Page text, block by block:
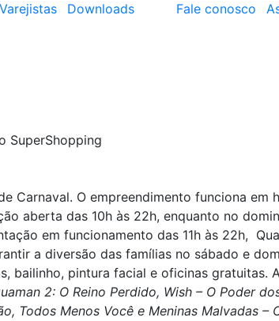
Downloads
Fale conosco
SuperShopping
Carnaval. O empreendimento funciona em
aberta das 10h às 22h, enquanto no
em funcionamento das 11h às 22h,
a diversão das famílias no sábado e
bailinho, pintura facial e oficinas gratuitas.
2: O Reino Perdido, Wish – O Poder
Todos Menos Você e Meninas Malvadas –